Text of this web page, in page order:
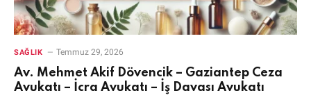
SAĞLIK Temmuz 29, 2026
Av. Mehmet Akif Dövencik – Gaziantep Ceza
Avukatı – İcra Avukatı – İş Davası Avukatı